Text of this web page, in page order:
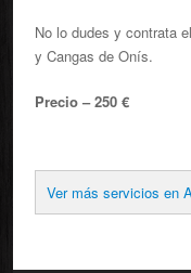
No lo dudes y contrata
y Cangas de Onís.
Precio – 250 €
Ver más servicios en